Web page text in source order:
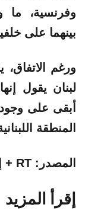
وفرنسية،
بينهما على
ورغم
لبنان يقول
أبقى على
المنطقة
المصدر: RT + إعلام لبناني
إقرأ المزيد